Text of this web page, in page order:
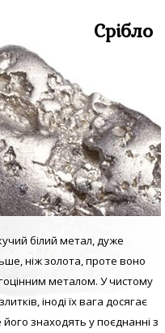
Срібло
білий метал, дуже
ніж золота, проте воно
металом. Учистому
іноді їх вага досягає
його знаходять у поєднанні з